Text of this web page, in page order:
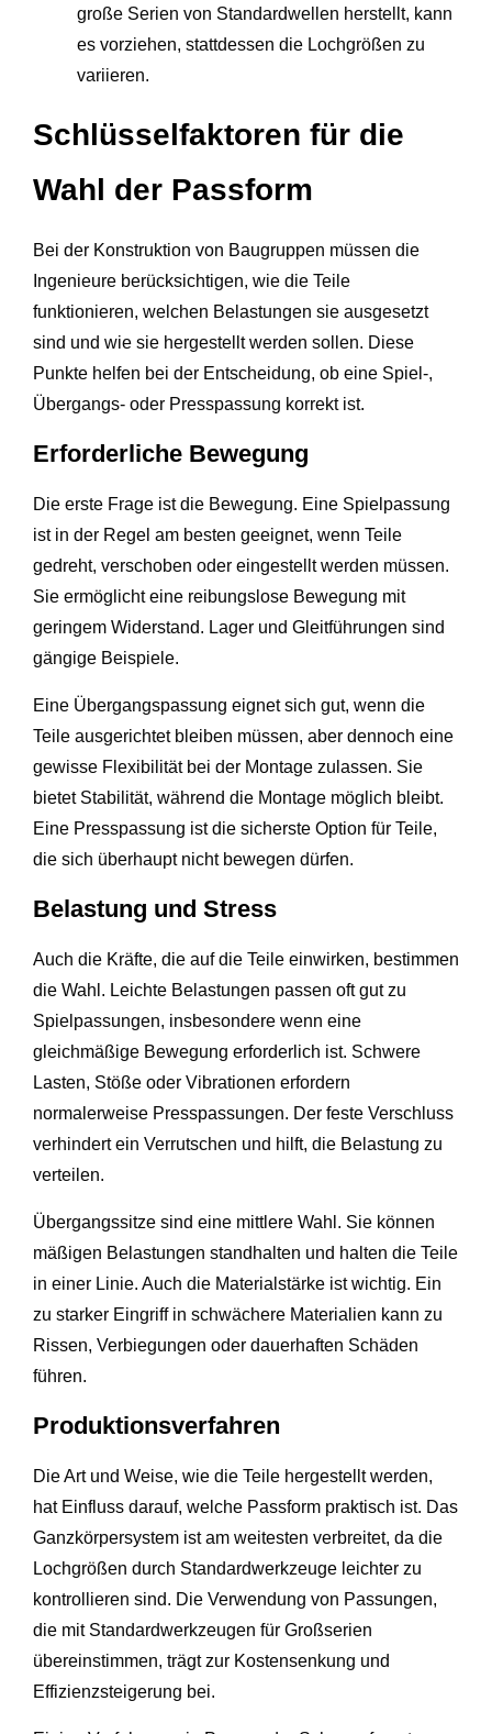
große Serien von Standardwellen herstellt, kann
es vorziehen, stattdessen die Lochgrößen zu
variieren.
Schlüsselfaktoren für die
Wahl der Passform
Bei der Konstruktion von Baugruppen müssen die
Ingenieure berücksichtigen, wie die Teile
funktionieren, welchen Belastungen sie ausgesetzt
sind und wie sie hergestellt werden sollen. Diese
Punkte helfen bei der Entscheidung, ob eine Spiel-,
Übergangs- oder Presspassung korrekt ist.
Erforderliche Bewegung
Die erste Frage ist die Bewegung. Eine Spielpassung
ist in der Regel am besten geeignet, wenn Teile
gedreht, verschoben oder eingestellt werden müssen.
Sie ermöglicht eine reibungslose Bewegung mit
geringem Widerstand. Lager und Gleitführungen sind
gängige Beispiele.
Eine Übergangspassung eignet sich gut, wenn die
Teile ausgerichtet bleiben müssen, aber dennoch eine
gewisse Flexibilität bei der Montage zulassen. Sie
bietet Stabilität, während die Montage möglich bleibt.
Eine Presspassung ist die sicherste Option für Teile,
die sich überhaupt nicht bewegen dürfen.
Belastung und Stress
Auch die Kräfte, die auf die Teile einwirken, bestimmen
die Wahl. Leichte Belastungen passen oft gut zu
Spielpassungen, insbesondere wenn eine
gleichmäßige Bewegung erforderlich ist. Schwere
Lasten, Stöße oder Vibrationen erfordern
normalerweise Presspassungen. Der feste Verschluss
verhindert ein Verrutschen und hilft, die Belastung zu
verteilen.
Übergangssitze sind eine mittlere Wahl. Sie können
mäßigen Belastungen standhalten und halten die Teile
in einer Linie. Auch die Materialstärke ist wichtig. Ein
zu starker Eingriff in schwächere Materialien kann zu
Rissen, Verbiegungen oder dauerhaften Schäden
führen.
Produktionsverfahren
Die Art und Weise, wie die Teile hergestellt werden,
hat Einfluss darauf, welche Passform praktisch ist. Das
Ganzkörpersystem ist am weitesten verbreitet, da die
Lochgrößen durch Standardwerkzeuge leichter zu
kontrollieren sind. Die Verwendung von Passungen,
die mit Standardwerkzeugen für Großserien
übereinstimmen, trägt zur Kostensenkung und
Effizienzsteigerung bei.